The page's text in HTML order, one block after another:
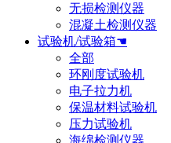
无损检测仪器
混凝土检测仪器
试验机/试验箱☚
全部
环刚度试验机
电子拉力机
保温材料试验机
压力试验机
海绵检测仪器